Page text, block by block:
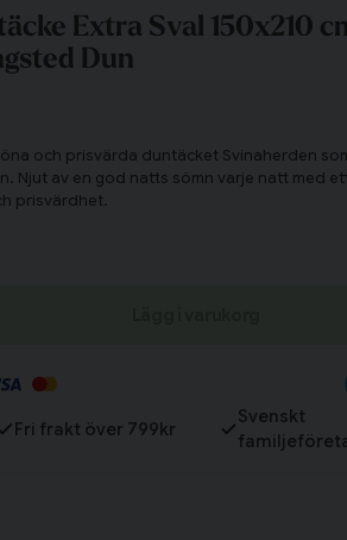
Extra Sval 150x210
Dun
och prisvärda duntäcket Svinaherden
Njut av en god natts sömn varje natt med
prisvärdhet.
Fri frakt över 799kr
Svenskt